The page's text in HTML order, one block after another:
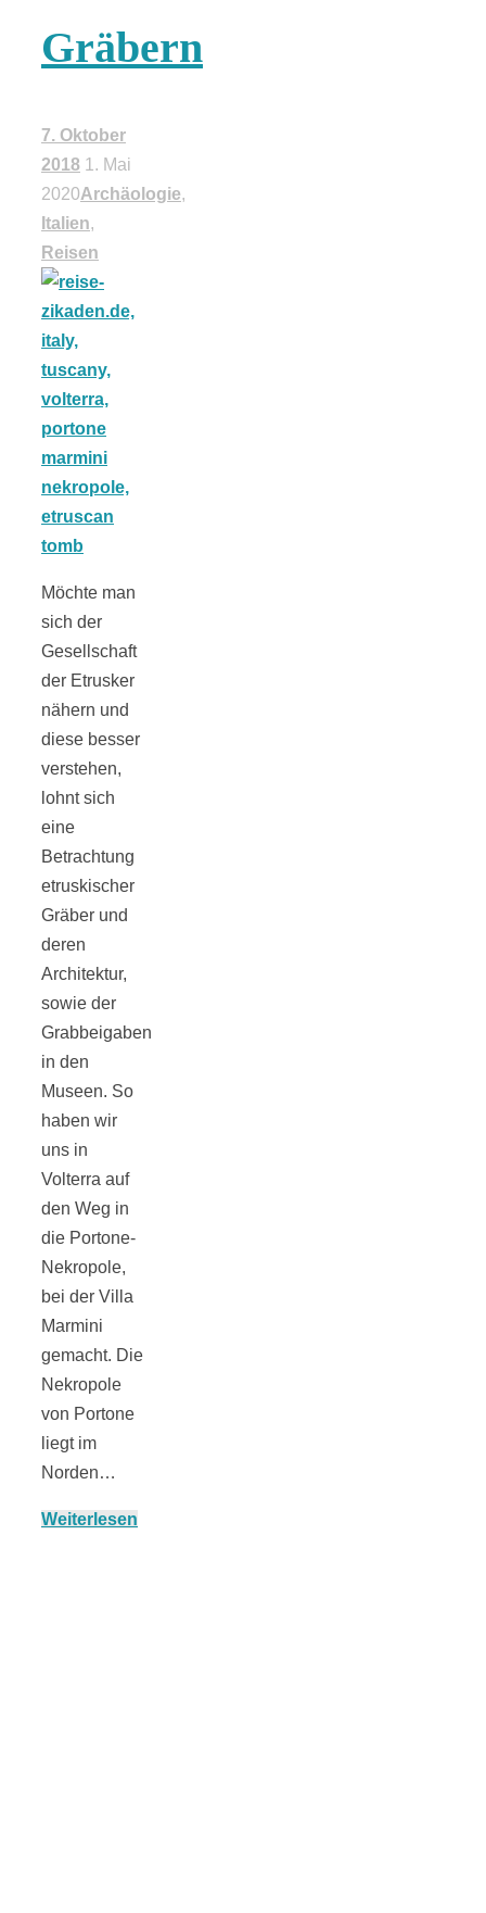
Gräbern
7. Oktober
2018 1. Mai
2020Archäologie,
Italien,
Reisen
Möchte man
sich der
Gesellschaft
der Etrusker
nähern und
diese besser
verstehen,
lohnt sich
eine
Betrachtung
etruskischer
Gräber und
deren
Architektur,
sowie der
Grabbeigaben
in den
Museen. So
haben wir
uns in
Volterra auf
den Weg in
die Portone-
Nekropole,
bei der Villa
Marmini
gemacht. Die
Nekropole
von Portone
liegt im
Norden…
Weiterlesen